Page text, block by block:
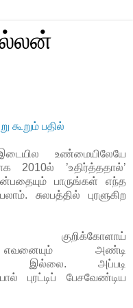
கூறும் பதில்
உண்மையிலேயே
2010ல் ’உதிர்த்ததால்’
பாருங்கள் எந்த
சுலபத்தில் புரளுகிற
எவனையும் அண்டி
இல்லை. அப்படி
புரட்டிப் பேசவேண்டிய